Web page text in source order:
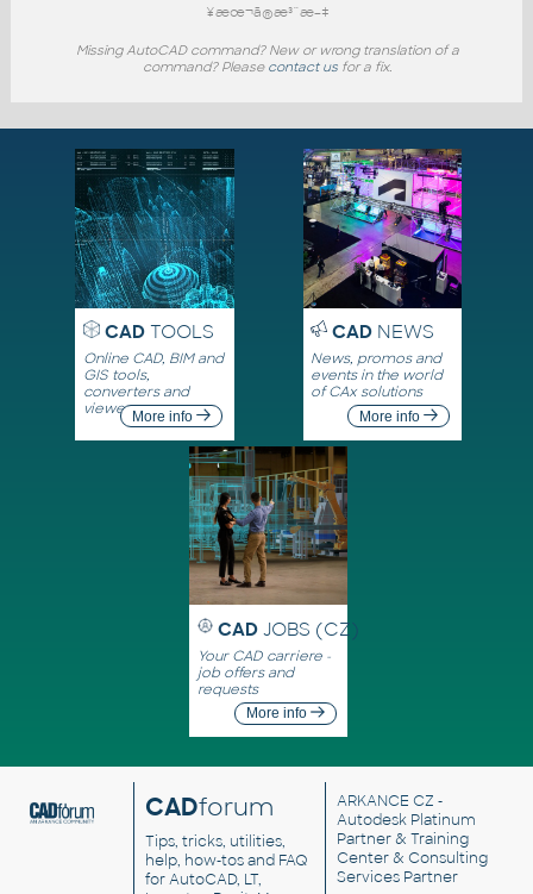
¥æœ¬ã®æ³¨æ–‡
Missing AutoCAD command? New or wrong translation of a
command? Please contact us for a fix.
CADTOOLS
Online CAD, BIM and
GIS tools,
converters and
viewersMore info
CADNEWS
News, promos and
events in the world
of CAx solutions
More info
CAD JOBS (CZ)
Your CAD carriere -
job offers and
requests
More info
CADforum
Tips, tricks, utilities,
help, how-tos and FAQ
for AutoCAD, LT,
ARKANCE CZ -
Autodesk Platinum
Partner & Training
Center & Consulting
Services Partner